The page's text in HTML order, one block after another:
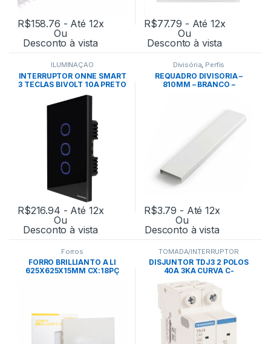
R$158.76 - Até 12x
Ou
Desconto à vista
R$77.79 - Até 12x
Ou
Desconto à vista
ILUMINAÇÃO
INTERRUPTOR ONNE SMART
3 TECLAS BIVOLT 10A PRETO
– TRAMONTINA
R$216.94 - Até 12x
Ou
Desconto à vista
Divisória, Perfis
REQUADRO DIVISÓRIA –
810MM – BRANCO –
R$3.79 - Até 12x
Ou
Desconto à vista
Forros
FORRO BRILLIANTO A LI
625X625X15MM CX:18PÇ
TOMADA/INTERRUPTOR
DISJUNTOR TDJ3 2 POLOS
40A 3KA CURVA C-
TRAMONTINA